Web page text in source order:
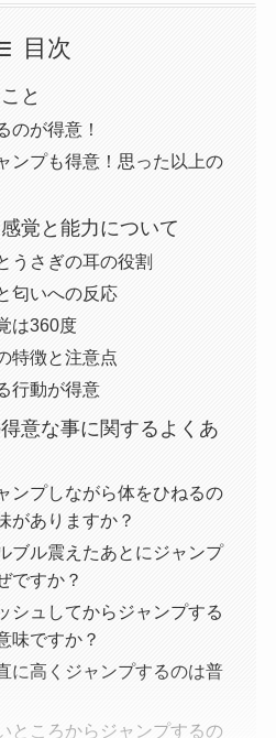
目次
と
のが得意！
ンプも得意！思った以上の
覚と能力について
うさぎの耳の役割
匂いへの反応
は360度
特徴と注意点
行動が得意
意な事に関するよくあ
ンプしながら体をひねるの
がありますか？
ブル震えたあとにジャンプ
ですか？
シュしてからジャンプする
味ですか？
に高くジャンプするのは普
ところからジャンプするの